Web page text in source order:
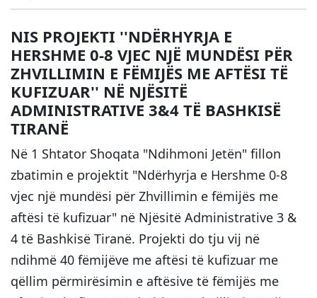
NIS PROJEKTI ''NDËRHYRJA E
HERSHME 0-8 VJEC NJË MUNDËSI PËR
ZHVILLIMIN E FËMIJËS ME AFTËSI TË
KUFIZUAR'' NË NJËSITË
ADMINISTRATIVE 3&4 TË BASHKISË
TIRANË
Në 1 Shtator Shoqata "Ndihmoni Jetën" fillon
zbatimin e projektit "Ndërhyrja e Hershme 0-8
vjec një mundësi për Zhvillimin e fëmijës me
aftësi të kufizuar" në Njësitë Administrative 3 &
4 të Bashkisë Tiranë. Projekti do tju vij në
ndihmë 40 fëmijëve me aftësi të kufizuar me
qëllim përmirësimin e aftësive të fëmijës me